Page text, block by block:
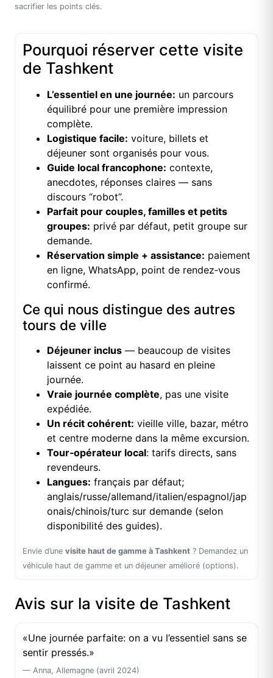
sacrifier les points clés.
Pourquoi réserver cette visite
de Tashkent
L’essentiel en une journée: un parcours
équilibré pour une première impression
complète.
Logistique facile: voiture, billets et
déjeuner sont organisés pour vous.
Guide local francophone: contexte,
anecdotes, réponses claires — sans
discours “robot”.
Parfait pour couples, familles et petits
groupes: privé par défaut, petit groupe sur
demande.
Réservation simple + assistance: paiement
en ligne, WhatsApp, point de rendez‑vous
confirmé.
Ce qui nous distingue des autres
tours de ville
Déjeuner inclus — beaucoup de visites
laissent ce point au hasard en pleine
journée.
Vraie journée complète, pas une visite
expédiée.
Un récit cohérent: vieille ville, bazar, métro
et centre moderne dans la même excursion.
Tour‑opérateur local: tarifs directs, sans
revendeurs.
Langues: français par défaut;
anglais/russe/allemand/italien/espagnol/jap
onais/chinois/turc sur demande (selon
disponibilité des guides).
Envie d’une visite haut de gamme à Tashkent ? Demandez un
véhicule haut de gamme et un déjeuner amélioré (options).
Avis sur la visite de Tashkent
«Une journée parfaite: on a vu l’essentiel sans se
sentir pressés.»
— Anna, Allemagne (avril 2024)